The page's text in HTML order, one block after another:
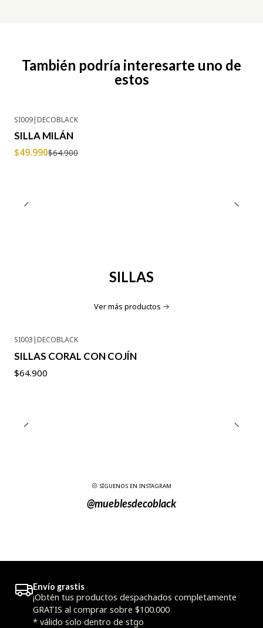
También podría interesarte uno de
estos
SI009|DECOBLACK
SILLA MILÁN
$49.990$64.900
SILLAS
Ver más productos
SI003|DECOBLACK
SILLAS CORAL CON COJÍN
$64.900
SÍGUENOS EN INSTAGRAM
@mueblesdecoblack
Envío grastis
¡Obtén tus productos despachados completamente
GRATIS al comprar sobre $100.000
* válido solo dentro de stgo